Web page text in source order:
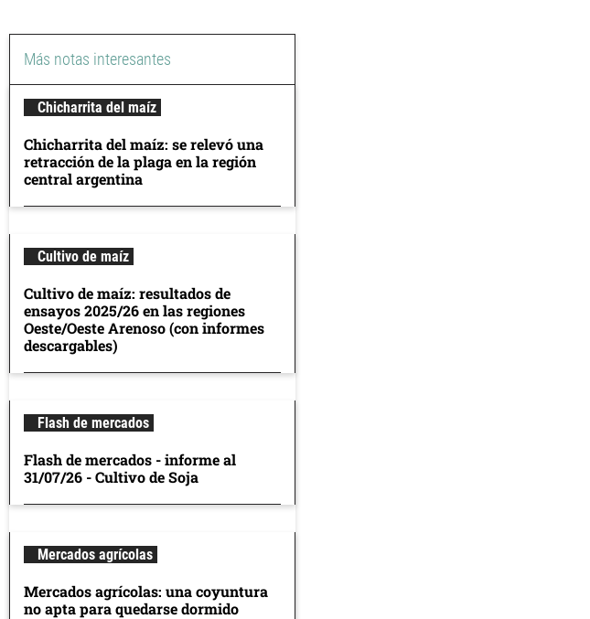
Más notas interesantes
Chicharrita del maíz
Chicharrita del maíz: se relevó una
retracción de la plaga en la región
central argentina
Cultivo de maíz
Cultivo de maíz: resultados de
ensayos 2025/26 en las regiones
Oeste/Oeste Arenoso (con informes
descargables)
Flash de mercados
Flash de mercados - informe al
31/07/26 - Cultivo de Soja
Mercados agrícolas
Mercados agrícolas: una coyuntura
no apta para quedarse dormido